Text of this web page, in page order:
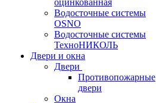
оцинкованная
Водосточные системы
OSNO
Водосточные системы
ТехноНИКОЛЬ
Двери и окна
Двери
Противопожарные
двери
Окна